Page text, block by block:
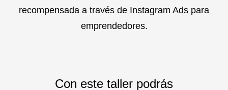
recompensada a través de Instagram Ads para
emprendedores.
Con este taller podrás